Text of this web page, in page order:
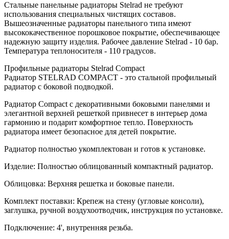
Стальные панельные радиаторы Stelrad не требуют
использования специальных чистящих составов.
Вышеозначенные радиаторы панельного типа имеют
высококачественное порошковое покрытие, обеспечивающее
надежную защиту изделия. Рабочее давление Stelrad - 10 бар.
Температура теплоносителя - 110 градусов.
Профильные радиаторы Stelrad Compact
Радиатор STELRAD COMPACT - это стальной профильный
радиатор с боковой подводкой.
Радиатор Compact с декоративными боковыми панелями и
элегантной верхней решеткой привнесет в интерьер дома
гармонию и подарит комфортное тепло. Поверхность
радиатора имеет безопасное для детей покрытие.
Радиатор полностью укомплектован и готов к установке.
Изделие: Полностью облицованный компактный радиатор.
Облицовка: Верхняя решетка и боковые панели.
Комплект поставки: Крепеж на стену (угловые консоли),
заглушка, ручной воздухоотводчик, инструкция по установке.
Подключение: 4', внутренняя резьба.